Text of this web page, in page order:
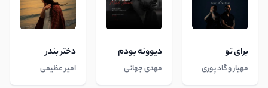
برای تو
مهیار و گاد پوری
دیوونه بودم
مهدی جهانی
دختر بندر
امیر عظیمی